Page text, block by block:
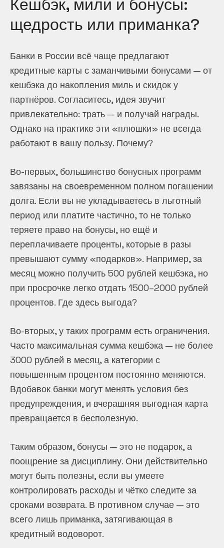
Кешбэк, мили и бонусы:
щедрость или приманка?
Банки в России всё чаще предлагают
кредитные карты с заманчивыми бонусами — от
кешбэка до накопления миль и скидок у
партнёров. Согласитесь, идея звучит
привлекательно: трать — и получай награды.
Однако на практике эти «плюшки» не всегда
работают в вашу пользу. Почему?
Во-первых, большинство бонусных программ
завязаны на своевременном полном погашении
долга. Если вы не укладываетесь в льготный
период или платите частично, то не только
теряете право на бонусы, но ещё и
переплачиваете проценты, которые в разы
превышают сумму «подарков». Например, за
месяц можно получить 500 рублей кешбэка, но
при просрочке легко отдать 1500–2000 рублей
процентов. Где здесь выгода?
Во-вторых, у таких программ есть ограничения.
Часто максимальная сумма кешбэка — не более
3000 рублей в месяц, а категории с
повышенным процентом постоянно меняются.
Вдобавок банки могут менять условия без
предупреждения, и вчерашняя выгодная карта
превращается в бесполезную.
Таким образом, бонусы — это не подарок, а
поощрение за дисциплину. Они действительно
могут быть полезны, если вы умеете
контролировать расходы и чётко следите за
сроками возврата. В противном случае — это
всего лишь приманка, затягивающая в
кредитный водоворот.